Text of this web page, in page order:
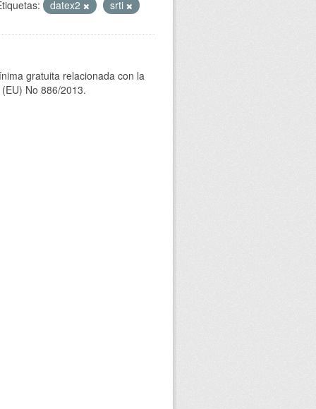
datex2 srti
gratuita relacionada con la
No 886/2013.